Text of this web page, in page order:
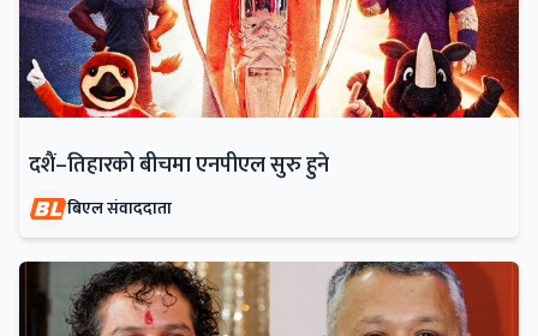
दशैं–तिहारको बीचमा एनपीएल सुरु हुने
बिएल संवाददाता